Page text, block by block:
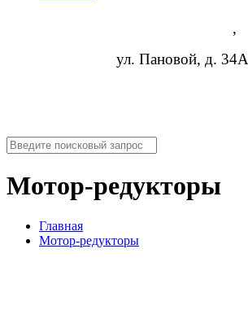
,
ул. Пановой, д. 34А
Мотор-редукторы
Главная
Мотор-редукторы